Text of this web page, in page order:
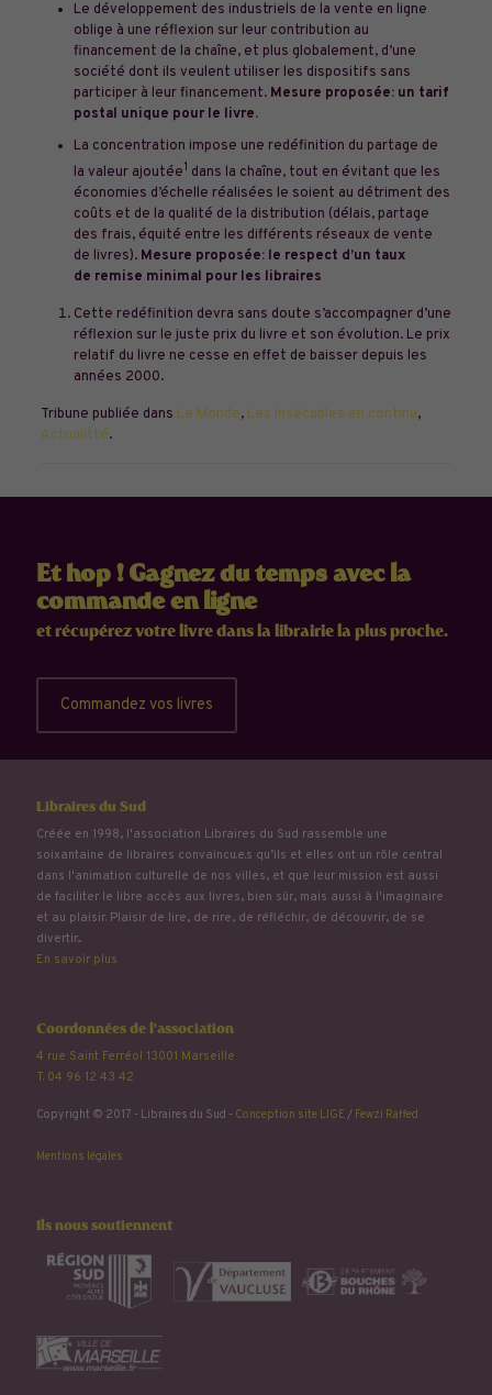
Le développement des industriels de la vente en ligne
oblige à une réflexion sur leur contribution au
financement de la chaîne, et plus globalement, d’une
société dont ils veulent utiliser les dispositifs sans
participer à leur financement. Mesure proposée: un tarif
postal unique pour le livre.
La concentration impose une redéfinition du partage de
la valeur ajoutée1 dans la chaîne, tout en évitant que les
économies d’échelle réalisées le soient au détriment des
coûts et de la qualité de la distribution (délais, partage
des frais, équité entre les différents réseaux de vente
de livres). Mesure proposée: le respect d’un taux
de remise minimal pour les libraires
Cette redéfinition devra sans doute s’accompagner d’une
réflexion sur le juste prix du livre et son évolution. Le prix
relatif du livre ne cesse en effet de baisser depuis les
années 2000.
Tribune publiée dans Le Monde, Les Insécables en continu,
Actualitté.
Et hop ! Gagnez du temps avec la
commande en ligne
et récupérez votre livre dans la librairie la plus proche.
Commandez vos livres
Libraires du Sud
Créée en 1998, l'association Libraires du Sud rassemble une
soixantaine de libraires convaincu.e.s qu’ils et elles ont un rôle central
dans l'animation culturelle de nos villes, et que leur mission est aussi
de faciliter le libre accès aux livres, bien sûr, mais aussi à l'imaginaire
et au plaisir. Plaisir de lire, de rire, de réfléchir, de découvrir, de se
divertir...
En savoir plus
Coordonnées de l'association
4 rue Saint Ferréol 13001 Marseille
T. 04 96 12 43 42
Copyright © 2017 - Libraires du Sud - Conception site LIGE/ Fewzi Raffed
Mentions légales
Ils nous soutiennent